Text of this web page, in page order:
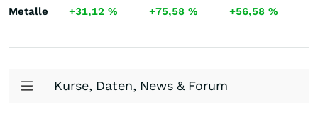
Metalle +31,12 % +75,58 % +56,58 %
Kurse, Daten, News & Forum